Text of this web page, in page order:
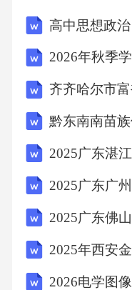
2026电学图